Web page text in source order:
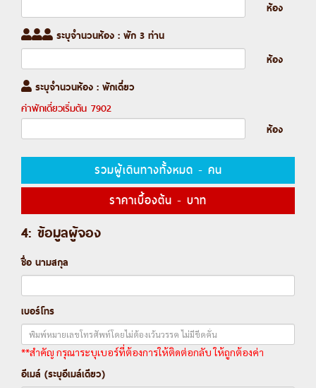
ห้อง
ระบุจำนวนห้อง : พัก 3 ท่าน
ห้อง
ระบุจำนวนห้อง : พักเดี่ยว
ค่าพักเดี่ยวเริ่มต้น 7902
ห้อง
รวมผู้เดินทางทั้งหมด - คน
ราคาเบื้องต้น - บาท
4: ข้อมูลผู้จอง
ชื่อ นามสกุล
เบอร์โทร
**สำคัญ กรุณาระบุเบอร์ที่ต้องการให้ติดต่อกลับ ให้ถูกต้องค่า
อีเมล์ (ระบุอีเมล์เดียว)